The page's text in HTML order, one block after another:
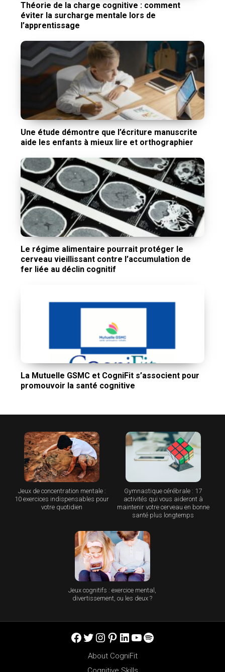
Théorie de la charge cognitive : comment
éviter la surcharge mentale lors de
l’apprentissage
Une étude démontre que l’écriture manuscrite
aide les enfants à mieux lire et orthographier
Le régime alimentaire pourrait protéger le
cerveau vieillissant contre l’accumulation de
fer liée au déclin cognitif
La Mutuelle GSMC et CogniFit s’associent pour
promouvoir la santé cognitive
Jeux de concentration mentale :
10 exercices indispensables pour
votre quotidien
Gymnastique cérébrale : 17
activités qui vous aideront à
maintenir votre cerveau en bonne
santé plus longtemps
Jeux cognitifs : exercice mental,
divertissement, ou les deux ?
Facebook
Twitter
Instagram
Pinterest
LinkedIn
YouTube
Spotify
About CogniFit